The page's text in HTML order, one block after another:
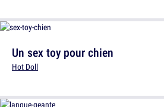
Un sex toy pour chien
Hot Doll